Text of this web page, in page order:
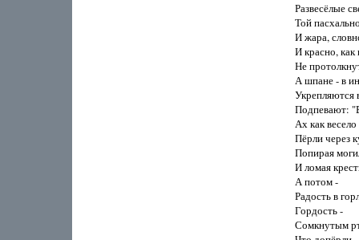
Развесёлые
Той
И жара,
И красно, как
Не
А шпане - в
Укрепляются
Подпевают:
Ах как
Пёрли через
Попирая
И ломая
А потом -
Радость в
Гордость -
Сомкнутым